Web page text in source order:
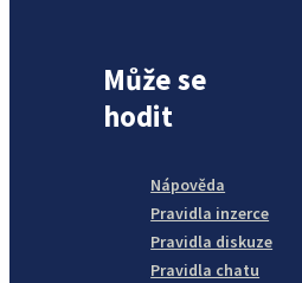
Může se
hodit
Nápověda
Pravidla inzerce
Pravidla diskuze
Pravidla chatu